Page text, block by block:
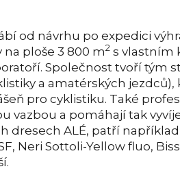
od návrhu po expedici
ploše 3 800 m2 s vlastním
Společnost tvoří tým
a amatérských jezdců),
pro cyklistiku. Také
vazbou a pomáhají tak
dresech ALÉ, patří
Neri Sottoli-Yellow fluo,